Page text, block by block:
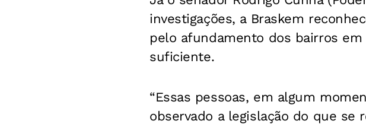
investigações, a Braskem
pelo afundamento dos bairros
suficiente.
“Essas pessoas, em algum
observado a legislação do que se